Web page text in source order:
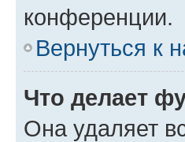
конференции.
Вернуться к
Что делает
Она удаляет